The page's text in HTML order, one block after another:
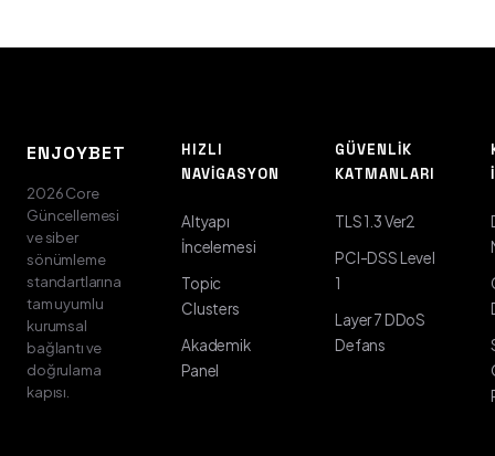
ENJOYBET
2026 Core
Güncellemesi
ve siber
sönümleme
standartlarına
tam uyumlu
kurumsal
bağlantı ve
doğrulama
kapısı.
HIZLI
NAVIGASYON
Altyapı
İncelemesi
Topic
Clusters
Akademik
Panel
GÜVENLIK
KATMANLARI
TLS 1.3 Ver2
PCI-DSS Level
1
Layer 7 DDoS
Defans